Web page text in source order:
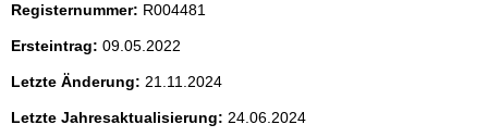
i
t
e
Registernummer: R004481
Ersteintrag: 09.05.2022
Letzte Änderung: 21.11.2024
Letzte Jahresaktualisierung: 24.06.2024